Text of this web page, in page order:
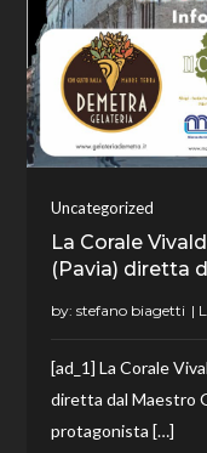
Uncategorized
La Corale
(Pavia) diretta
by:stefano biagetti
[ad_1] La Corale
diretta dal Maestro
protagonista […]